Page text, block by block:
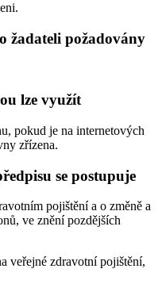
žadateli požadovány
lze využít
pokud je na internetových
zřízena.
se postupuje
pojištění a o změně a
ve znění pozdějších
veřejné zdravotní pojištění,